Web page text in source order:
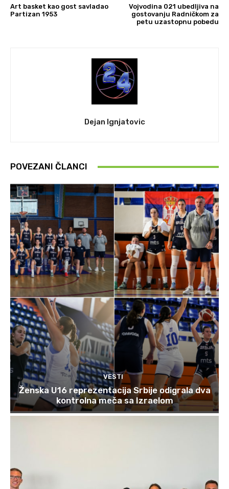
Art basket kao gost savladao
Partizan 1953
Vojvodina 021 ubedljiva na
gostovanju Radničkom za
petu uzastopnu pobedu
Dejan Ignjatovic
POVEZANI ČLANCI
VESTI
Ženska U16 reprezentacija Srbije odigrala dva
kontrolna meča sa Izraelom